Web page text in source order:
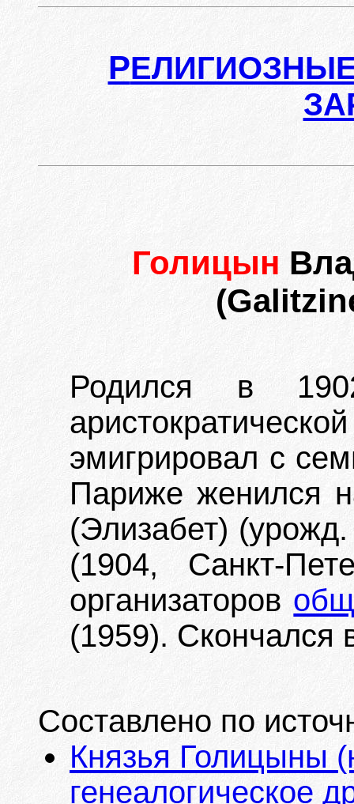
Р
Голицын
Родился в
эмигрировал с
Париже женился
(Элизабет)
(1904, Санкт-
организаторов
(1959). Скончался
Составлено по
Князья Голицыны
генеалогическое